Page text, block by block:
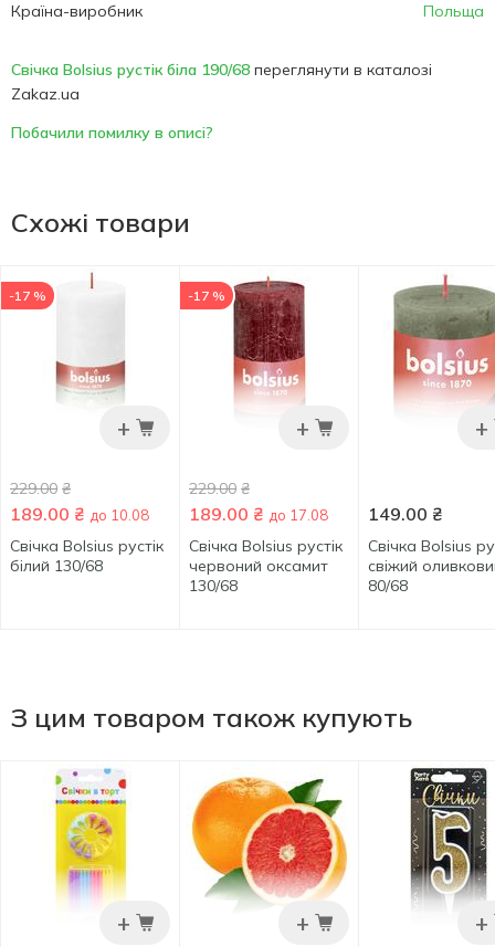
Країна-виробник
Польща
Свічка Bolsius рустік біла 190/68 переглянути в каталозі
Zakaz.ua
Побачили помилку в описі?
Схожі товари
+
-17 %
229.00 ₴
189.00 ₴ до 10.08
Свічка Bolsius рустік
білий 130/68
+
-17 %
229.00 ₴
189.00 ₴ до 17.08
Свічка Bolsius рустік
червоний оксамит
130/68
+
149.00 ₴
Свічка Bolsius
свіжий
80/68
З цим товаром також купують
+ + +